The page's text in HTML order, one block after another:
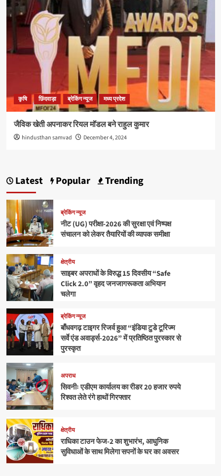
कृषि छिंदवाड़ा ब्रेकिंग न्यूज मध्य प्रदेश
जैविक खेती अपनाकर रियल मॉडल बने राहुल कुमार
hindusthan samvad December 4, 2024
Latest Popular Trending
ब्रेकिंग न्यूज
नीट (UG) परीक्षा-2026 की सुरक्षा एवं निष्पक्ष
संचालन को लेकर तैयारियों की व्यापक समीक्षा
क्षेत्रीय
साइबर अपराधों के विरुद्ध 15 दिवसीय “Safe
Click 2.0” वृहद जनजागरूकता अभियान
चलेगा
ब्रेकिंग न्यूज
बाँधवगढ़ टाइगर रिजर्व हुआ “इंडिया टुडे टूरिज्म
सर्वे एंड अवार्ड्स-2026” में प्रतिष्ठित पुरस्कार से
पुरस्कृत
अपराध
सिवनीः एडीएम कार्यालय का रीडर 20 हजार रुपये
रिश्वत लेते रंगे हाथों गिरफ्तार
क्षेत्रीय
राधिका टाउन फेज-2 का शुभारंभ, आधुनिक
सुविधाओं के साथ मिलेगा सपनों के घर का अवसर